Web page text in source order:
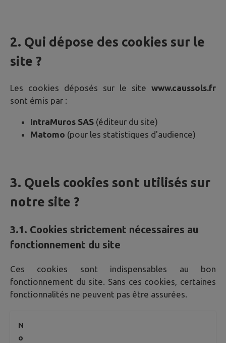
2. Qui dépose des cookies sur le
site ?
Les cookies déposés sur le site www.caussols.fr
sont émis par :
IntraMuros SAS (éditeur du site)
Matomo (pour les statistiques d'audience)
3. Quels cookies sont utilisés sur
notre site ?
3.1. Cookies strictement nécessaires au
fonctionnement du site
Ces cookies sont indispensables au bon
fonctionnement du site. Sans ces cookies, certaines
fonctionnalités ne peuvent pas être assurées.
N
o